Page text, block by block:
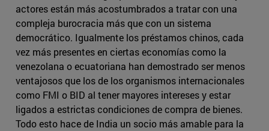
actores están más acostumbrados a tratar con una
compleja burocracia más que con un sistema
democrático. Igualmente los préstamos chinos, cada
vez más presentes en ciertas economías como la
venezolana o ecuatoriana han demostrado ser menos
ventajosos que los de los organismos internacionales
como FMI o BID al tener mayores intereses y estar
ligados a estrictas condiciones de compra de bienes.
Todo esto hace de India un socio más amable para la